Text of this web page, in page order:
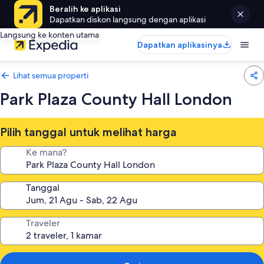
Beralih ke aplikasi
Dapatkan diskon langsung dengan aplikasi
Langsung ke konten utama
Dapatkan aplikasinya
Lihat semua properti
Park Plaza County Hall London
Pilih tanggal untuk melihat harga
Ke mana?
Tanggal
Traveler